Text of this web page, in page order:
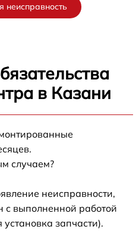
неисправность
в Казани
случаем?
неисправности,
с выполненной работой
запчасти).